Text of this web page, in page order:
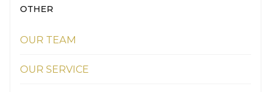
OTHER
OUR TEAM
OUR SERVICE